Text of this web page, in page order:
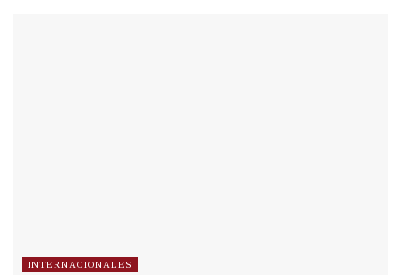
INTERNACIONALES